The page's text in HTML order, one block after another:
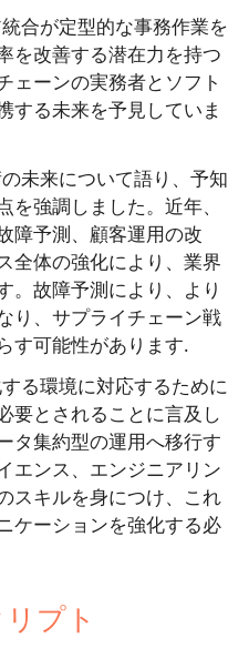
合が定型的な事務作業を
を改善する潜在力を持つ
ェーンの実務者とソフト
する未来を予見していま
未来について語り、予知
強調しました。近年、
障予測、顧客運用の改
全体の強化により、業界
。故障予測により、より
り、サプライチェーン戦
す可能性があります.
る環境に対応するために
要とされることに言及し
タ集約型の運用へ移行す
エンス、エンジニアリン
スキルを身につけ、これ
ケーションを強化する必
プト